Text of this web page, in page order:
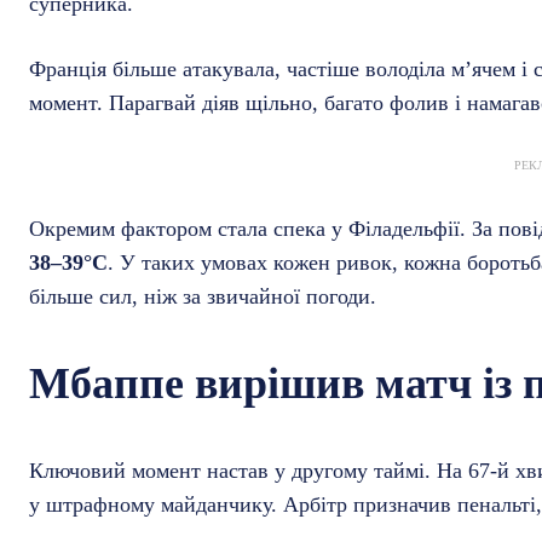
Франція більше атакувала, частіше володіла м’ячем
момент. Парагвай діяв щільно, багато фолив і
Окремим фактором стала спека у Філадельфії. За
38–39°C. У таких умовах кожен ривок, кожна
більше сил, ніж за звичайної погоди.
Мбаппе вирішив матч із
Ключовий момент настав у другому таймі. На 67-й
у штрафному майданчику. Арбітр призначив